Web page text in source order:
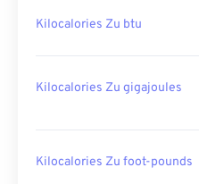
Kilocalories Zu btu
Kilocalories Zu gigajoules
Kilocalories Zu foot-pounds